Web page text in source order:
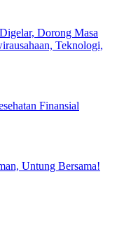
Dorong Masa
Teknologi,
Finansial
Untung Bersama!